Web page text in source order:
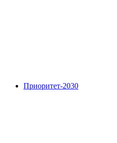
Приоритет-2030